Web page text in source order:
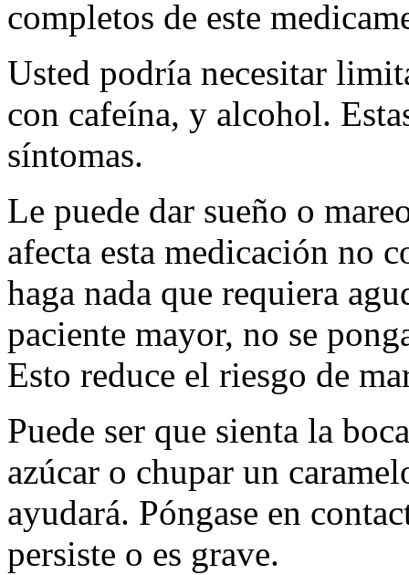
completos de este
Usted podría necesitar
con cafeína, y alcohol.
síntomas.
Le puede dar sueño o
afecta esta medicación no
haga nada que requiera
paciente mayor, no se
Esto reduce el riesgo de
Puede ser que sienta la
azúcar o chupar un
ayudará. Póngase en
persiste o es grave.